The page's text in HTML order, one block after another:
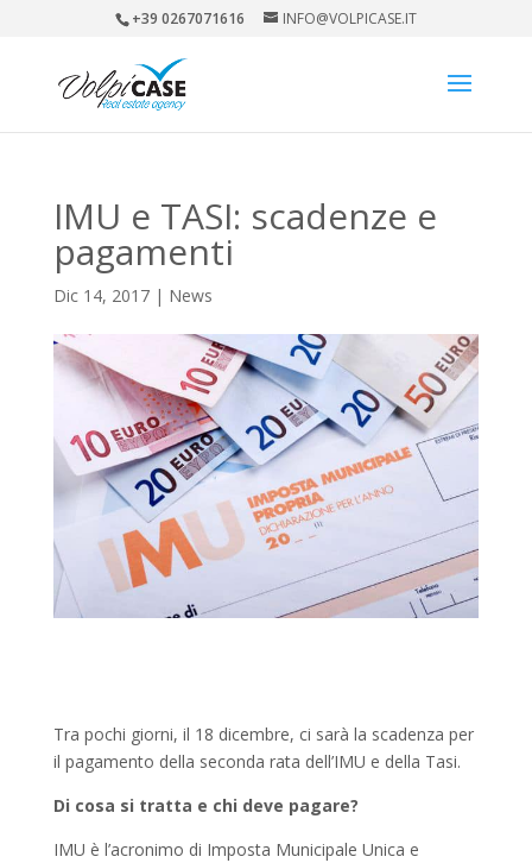
+39 0267071616 INFO@VOLPICASE.IT
IMU e TASI: scadenze e
pagamenti
Dic 14, 2017| News
Tra pochi giorni, il 18 dicembre, ci sarà la scadenza per
il pagamento della seconda rata dell’IMU e della Tasi.
Di cosa si tratta e chi deve pagare?
IMU è l’acronimo di Imposta Municipale Unica e